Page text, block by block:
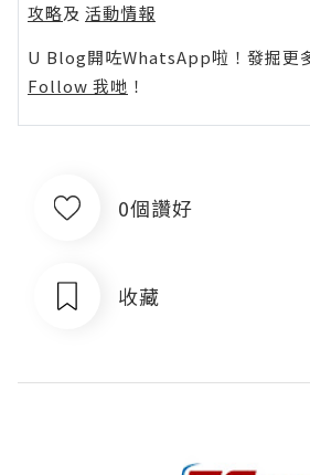
攻略及 活動情報
U Blog開咗WhatsApp啦！發掘更
Follow 我哋 ！
0個讚好
收藏